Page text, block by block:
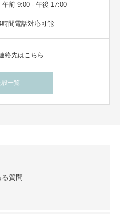
前 9:00 - 午後 17:00
間電話対応可能
絡先はこちら
設一覧
る質問